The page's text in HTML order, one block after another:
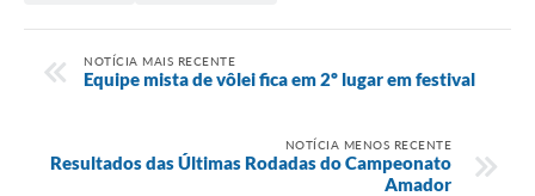
NOTÍCIA MAIS RECENTE
Equipe mista de vôlei fica em 2º lugar em festival
NOTÍCIA MENOS RECENTE
Resultados das Últimas Rodadas do Campeonato
Amador